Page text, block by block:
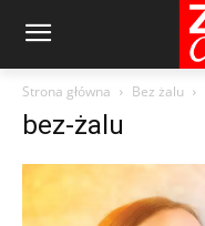
Strona główna Bez żalu
bez-żalu